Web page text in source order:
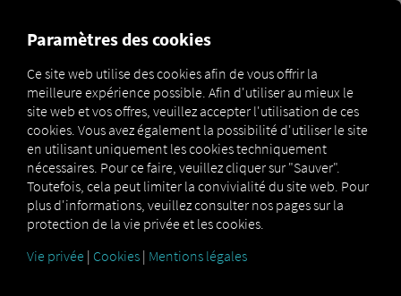
Marketplace Connectors CO3 Platform Connect
CO3 PLATFORM
CONNECTER
Paramètres des cookies
Ce site web utilise des cookies afin de vous offrir la
meilleure expérience possible. Afin d'utiliser au mieux le
site web et vos offres, veuillez accepter l'utilisation de ces
cookies. Vous avez également la possibilité d'utiliser le site
en utilisant uniquement les cookies techniquement
nécessaires. Pour ce faire, veuillez cliquer sur "Sauver".
Toutefois, cela peut limiter la convivialité du site web. Pour
plus d'informations, veuillez consulter nos pages sur la
protection de la vie privée et les cookies.
Vie privée | Cookies | Mentions légales